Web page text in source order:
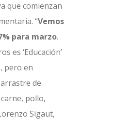
que comienzan
“Vemos
para marzo.
es ‘Educación’
pero en
de
pollo,
Sigaut,